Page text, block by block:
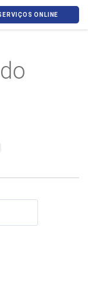
ONLINE